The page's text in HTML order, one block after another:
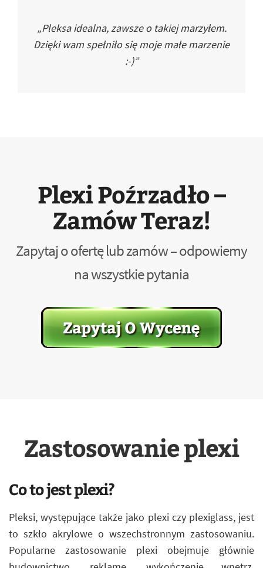
„Pleksa idealna, zawsze o takiej marzyłem.
Dzięki wam spełniło się moje małe marzenie
:-)”
Plexi Poźrzadło –
Zamów Teraz!
Zapytaj o ofertę lub zamów – odpowiemy
na wszystkie pytania
Zastosowanie plexi
Co to jest plexi?
Pleksi, występujące także jako plexi czy plexiglass, jest
to szkło akrylowe o wszechstronnym zastosowaniu.
Popularne zastosowanie plexi obejmuje głównie